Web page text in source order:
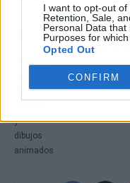
I want to opt-out of
Retention, Sale,
Personal Data
Purposes for
Opted Out
CONFIRM
Artículo anterior
Parecidos
famosos y dibujos
animados